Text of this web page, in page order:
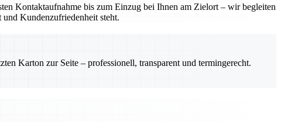
Kontaktaufnahme bis zum Einzug bei Ihnen am Zielort – wir begleiten
Kundenzufriedenheit steht.
Karton zur Seite – professionell, transparent und termingerecht.